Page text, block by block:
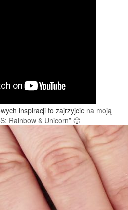
inspiracji to zajrzyjcie na moją
Rainbow & Unicorn” 🙂